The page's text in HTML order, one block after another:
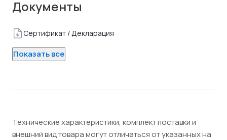
Документы
Сертификат / Декларация
Показать все
Технические характеристики, комплект поставки и
внешний вид товара могут отличаться от указанных на